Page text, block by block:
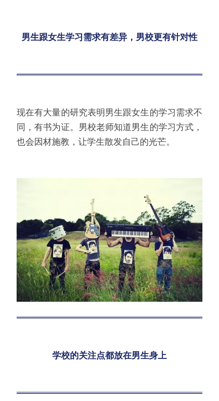
男生跟女生学习需求有差异，男校更有针对性
现在有大量的研究表明男生跟女生的学习需求不
同，有书为证。男校老师知道男生的学习方式，
也会因材施教，让学生散发自己的光芒。
学校的关注点都放在男生身上